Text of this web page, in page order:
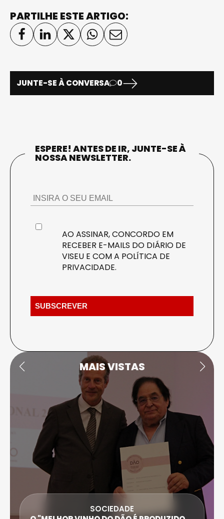
PARTILHE ESTE ARTIGO:
JUNTE-SE À CONVERSA 0
ESPERE! ANTES DE IR, JUNTE-SE À
NOSSA NEWSLETTER.
AO ASSINAR, CONCORDO EM
RECEBER E-MAILS DO DIÁRIO DE
VISEU E COM A POLÍTICA DE
PRIVACIDADE.
MAIS VISTAS
SOCIEDADE